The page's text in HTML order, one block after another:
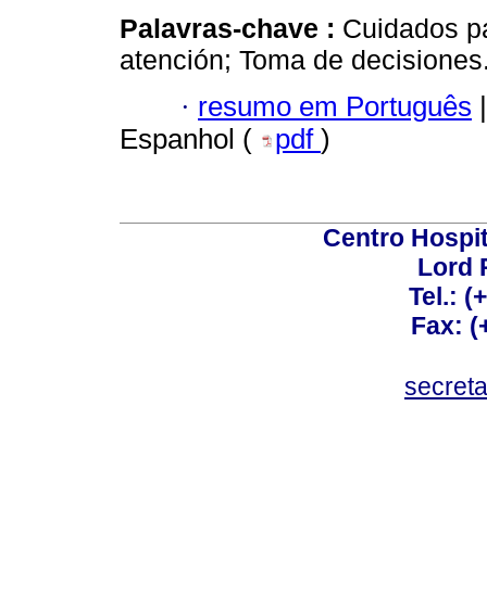
Palavras-chave : Cuidados
atención; Toma de
· resumo em Português |
Espanhol (
pdf )
Centro
Lord
Tel.:
Fax: